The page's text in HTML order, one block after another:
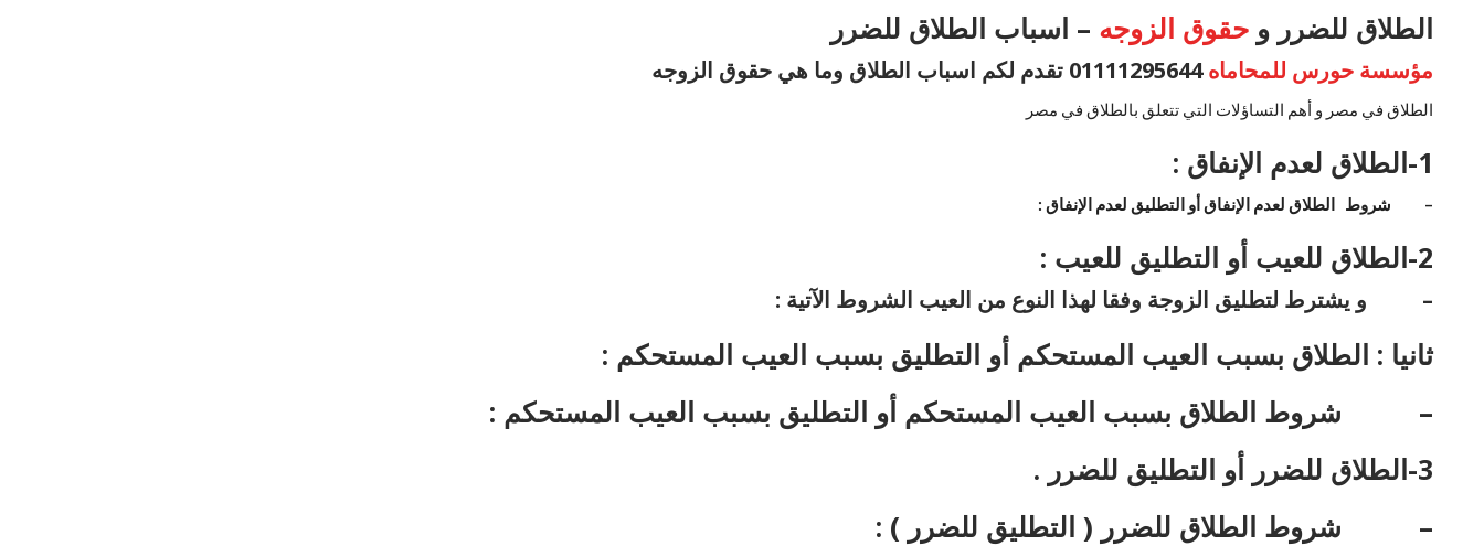
الطلاق للضرر و حقوق الزوجه – اسباب الطلاق للضرر
مؤسسة حورس للمحاماه01111295644 تقدم لكم اسباب الطلاق وما هي حقوق الزوجه
الطلاق في مصر و أهم التساؤلات التي تتعلق بالطلاق في مصر
1- الطلاق لعدم الإنفاق :
– شروط الطلاق لعدم الإنفاق أو التطليق لعدم الإنفاق :
2- الطلاق للعيب أو التطليق للعيب :
– و يشترط لتطليق الزوجة وفقا لهذا النوع من العيب الشروط الآتية :
ثانيا : الطلاق بسبب العيب المستحكم أو التطليق بسبب العيب المستحكم :
–
شروط الطلاق بسبب العيب المستحكم أو التطليق بسبب العيب المستحكم :
3- الطلاق للضرر أو التطليق للضرر .
–
شروط الطلاق للضرر ( التطليق للضرر ) :